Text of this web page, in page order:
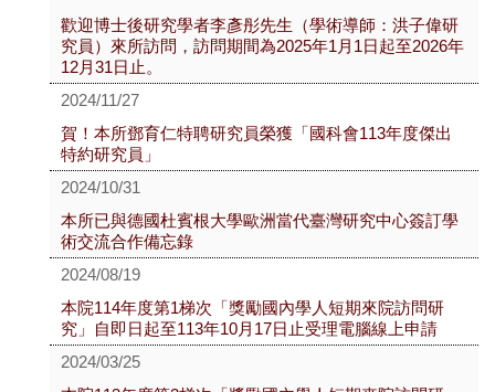
歡迎博士後研究學者李彥彤先生（學術導師：洪子偉研
究員）來所訪問，訪問期間為2025年1月1日起至2026年
12月31日止。
2024/11/27
賀！本所鄧育仁特聘研究員榮獲「國科會113年度傑出
特約研究員」
2024/10/31
本所已與德國杜賓根大學歐洲當代臺灣研究中心簽訂學
術交流合作備忘錄
2024/08/19
本院114年度第1梯次「獎勵國內學人短期來院訪問研
究」自即日起至113年10月17日止受理電腦線上申請
2024/03/25